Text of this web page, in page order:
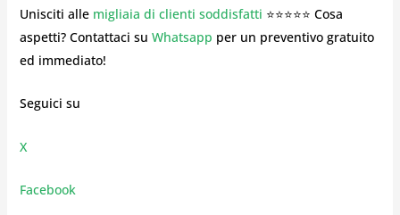
Unisciti alle migliaia di clienti soddisfatti ⭐⭐⭐⭐⭐ Cosa
aspetti? Contattaci su Whatsapp per un preventivo gratuito
ed immediato!
Seguici su
X
Facebook